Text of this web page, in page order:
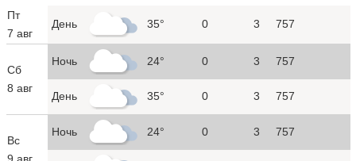
Пт
7 авг
День 35° 0 3 757
Сб
8 авг
Ночь 24° 0 3 757
День 35° 0 3 757
Вс
9 авг
Ночь 24° 0 3 757